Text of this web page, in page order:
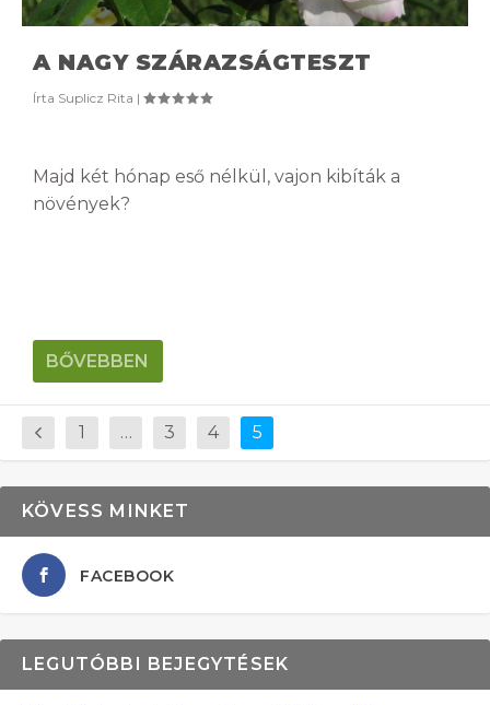
A NAGY SZÁRAZSÁGTESZT
Írta Suplicz Rita |
Majd két hónap eső nélkül, vajon kibíták a
növények?
BŐVEBBEN
1 … 3 4 5
KÖVESS MINKET
FACEBOOK
LEGUTÓBBI BEJEGYTÉSEK